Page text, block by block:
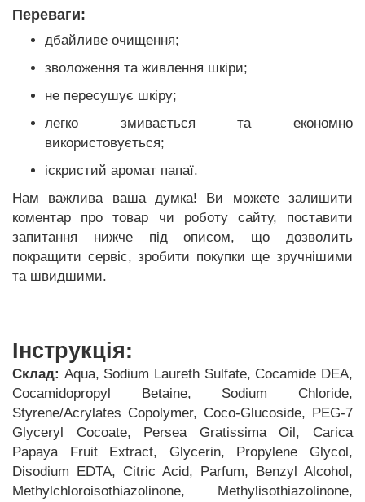
Переваги:
дбайливе очищення;
зволоження та живлення шкіри;
не пересушує шкіру;
легко змивається та економно
використовується;
іскристий аромат папаї.
Нам важлива ваша думка! Ви можете залишити
коментар про товар чи роботу сайту, поставити
запитання нижче під описом, що дозволить
покращити сервіс, зробити покупки ще зручнішими
та швидшими.
Інструкція:
Склад: Aqua, Sodium Laureth Sulfate, Cocamide DEA,
Cocamidopropyl Betaine, Sodium Chloride,
Styrene/Acrylates Copolymer, Coco-Glucoside, PEG-7
Glyceryl Cocoate, Persea Gratissima Oil, Carica
Papaya Fruit Extract, Glycerin, Propylene Glycol,
Disodium EDTA, Citric Acid, Parfum, Benzyl Alcohol,
Methylchloroisothiazolinone, Methylisothiazolinone,